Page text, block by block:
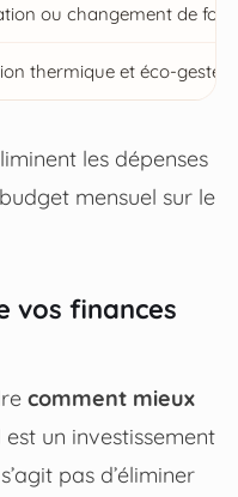
ou changement de
thermique et éco-gestes
les dépenses
mensuel sur le
vos finances
comment mieux
est un investissement
pas d’éliminer